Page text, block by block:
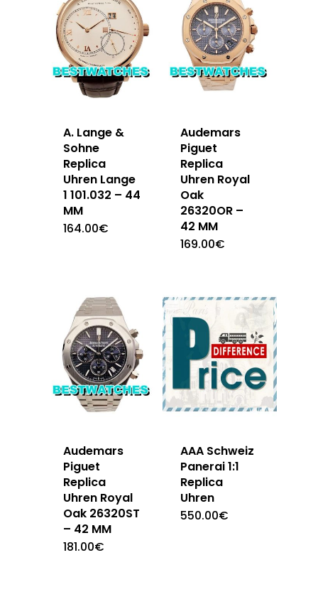
A. Lange &
Sohne
Replica
Uhren Lange
1 101.032 – 44
MM
164.00€
Audemars
Piguet
Replica
Uhren Royal
Oak
26320OR –
42 MM
169.00€
Audemars
Piguet
Replica
Uhren Royal
Oak 26320ST
– 42 MM
181.00€
AAA Schweiz
Panerai 1:1
Replica
Uhren
550.00€